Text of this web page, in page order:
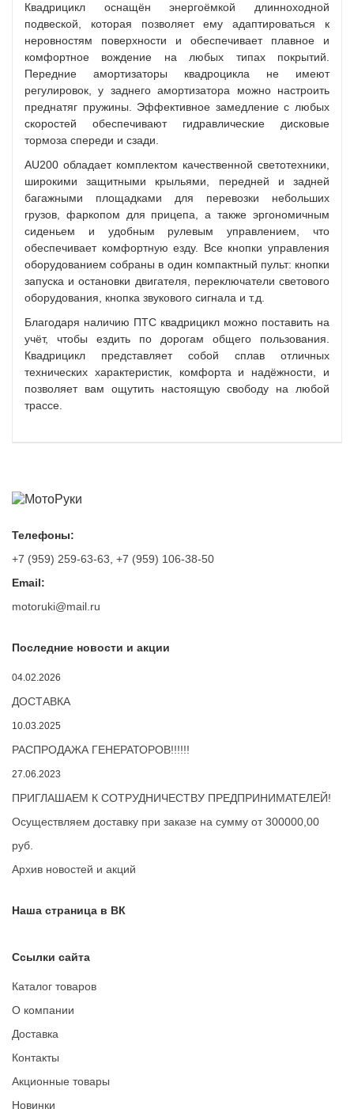
Квадрицикл оснащён энергоёмкой длинноходной
подвеской, которая позволяет ему адаптироваться к
неровностям поверхности и обеспечивает плавное и
комфортное вождение на любых типах покрытий.
Передние амортизаторы квадроцикла не имеют
регулировок, у заднего амортизатора можно настроить
преднатяг пружины. Эффективное замедление с любых
скоростей обеспечивают гидравлические дисковые
тормоза спереди и сзади.
AU200 обладает комплектом качественной светотехники,
широкими защитными крыльями, передней и задней
багажными площадками для перевозки небольших
грузов, фаркопом для прицепа, а также эргономичным
сиденьем и удобным рулевым управлением, что
обеспечивает комфортную езду. Все кнопки управления
оборудованием собраны в один компактный пульт: кнопки
запуска и остановки двигателя, переключатели светового
оборудования, кнопка звукового сигнала и т.д.
Благодаря наличию ПТС квадрицикл можно поставить на
учёт, чтобы ездить по дорогам общего пользования.
Квадрицикл представляет собой сплав отличных
технических характеристик, комфорта и надёжности, и
позволяет вам ощутить настоящую свободу на любой
трассе.
Телефоны:
+7 (959) 259-63-63 +7 (959) 106-38-50
Email:
motoruki@mail.ru
Последние новости и акции
04.02.2026
ДОСТАВКА
10.03.2025
РАСПРОДАЖА ГЕНЕРАТОРОВ!!!!!!
27.06.2023
ПРИГЛАШАЕМ К СОТРУДНИЧЕСТВУ ПРЕДПРИНИМАТЕЛЕЙ!
Осуществляем доставку при заказе на сумму от 300000,00
руб.
Архив новостей и акций
Наша страница в ВК
Ссылки сайта
Каталог товаров
О компании
Доставка
Контакты
Акционные товары
Новинки